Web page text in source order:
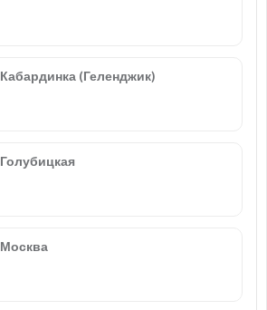
Кабардинка (Геленджик)
Голубицкая
Москва